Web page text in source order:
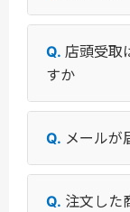
店頭受取
すか
メールが
注文した